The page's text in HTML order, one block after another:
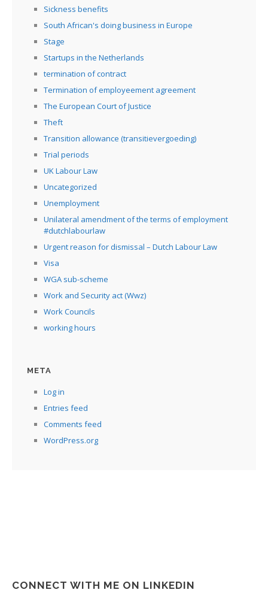
Sickness benefits
South African's doing business in Europe
Stage
Startups in the Netherlands
termination of contract
Termination of employeement agreement
The European Court of Justice
Theft
Transition allowance (transitievergoeding)
Trial periods
UK Labour Law
Uncategorized
Unemployment
Unilateral amendment of the terms of employment
#dutchlabourlaw
Urgent reason for dismissal – Dutch Labour Law
Visa
WGA sub-scheme
Work and Security act (Wwz)
Work Councils
working hours
META
Log in
Entries feed
Comments feed
WordPress.org
CONNECT WITH ME ON LINKEDIN